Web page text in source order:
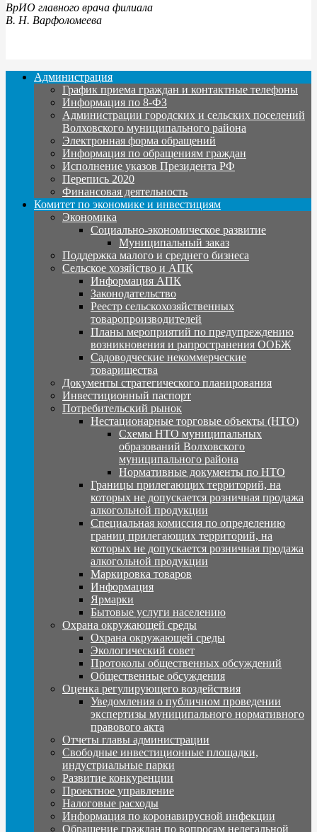
ВрИО главного врача филиала
В. Н. Варфоломеева
Администрация
График приема граждан и контактные телефоны
Информация по 8-ФЗ
Администрации городских и сельских поселений
Волховского муниципального района
Электронная форма обращений
Информация по обращениям граждан
Исполнение указов Президента РФ
Перепись 2020
Финансовая деятельность
Комитет по экономике и инвестициям
Экономика
Социально-экономическое развитие
Муниципальный заказ
Поддержка малого и среднего бизнеса
Сельское хозяйство и АПК
Информация АПК
Законодательство
Реестр сельскохозяйственных
товаропроизводителей
Планы мероприятий по предупреждению
возникновения и рапространения ООБЖ
Садоводческие некоммерческие
товарищества
Документы стратегического планирования
Инвестиционный паспорт
Потребительский рынок
Нестационарные торговые объекты (НТО)
Схемы НТО муниципальных
образований Волховского
муниципального района
Нормативные документы по НТО
Границы прилегающих территорий, на
которых не допускается розничная продажа
алкогольной продукции
Специальная комиссия по определению
границ прилегающих территорий, на
которых не допускается розничная продажа
алкогольной продукции
Маркировка товаров
Информация
Ярмарки
Бытовые услуги населению
Охрана окружающей среды
Охрана окружающей среды
Экологический совет
Протоколы общественных обсуждений
Общественные обсуждения
Оценка регулирующего воздействия
Уведомления о публичном проведении
экспертизы муниципального нормативного
правового акта
Отчеты главы администрации
Свободные инвестиционные площадки,
индустриальные парки
Развитие конкуренции
Проектное управление
Налоговые расходы
Информация по коронавирусной инфекции
Обращение граждан по вопросам нелегальной